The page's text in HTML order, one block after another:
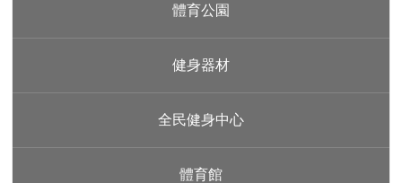
體育公園
健身器材
全民健身中心
體育館